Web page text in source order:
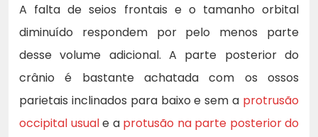
A falta de seios frontais e o tamanho orbital
diminuído respondem por pelo menos parte
desse volume adicional. A parte posterior do
crânio é bastante achatada com os ossos
parietais inclinados para baixo e sem a protrusão
occipital usuale a protusão na parte posterior do